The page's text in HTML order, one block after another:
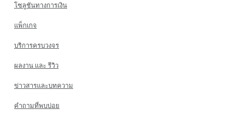
โซลูชันทางการเงิน
แพ็กเกจ
บริการครบวงจร
ผลงาน และ รีวิว
ข่าวสารและบทความ
คำถามที่พบบ่อย